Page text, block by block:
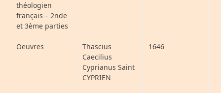
théologien
français – 2nde
et 3ème parties
Oeuvres
Thascius
Caecilius
Cyprianus Saint
CYPRIEN
1646